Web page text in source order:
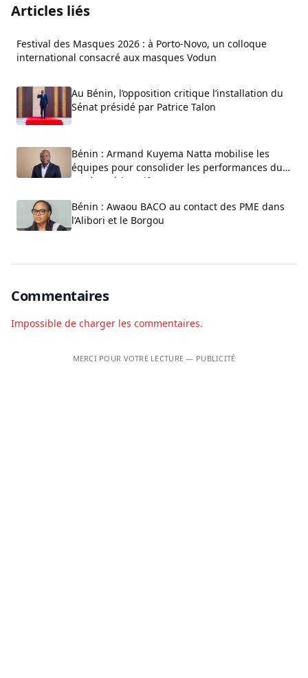
Articles liés
Festival des Masques 2026 : à Porto-Novo, un colloque
international consacré aux masques Vodun
Au Bénin, l’opposition critique l’installation du
Sénat présidé par Patrice Talon
Bénin : Armand Kuyema Natta mobilise les
équipes pour consolider les performances du
système éducatif
Bénin : Awaou BACO au contact des PME dans
l’Alibori et le Borgou
Commentaires
Impossible de charger les commentaires.
MERCI POUR VOTRE LECTURE — PUBLICITÉ